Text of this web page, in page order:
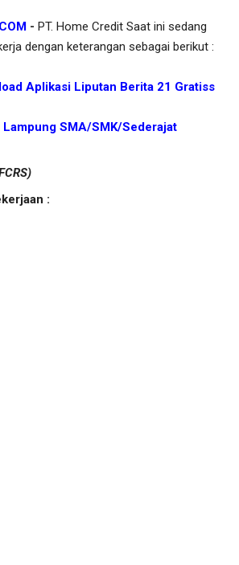
- PT. Home Credit Saat ini sedang
dengan keterangan sebagai berikut :
Aplikasi Liputan Berita 21 Gratiss
Lampung SMA/SMK/Sederajat
: